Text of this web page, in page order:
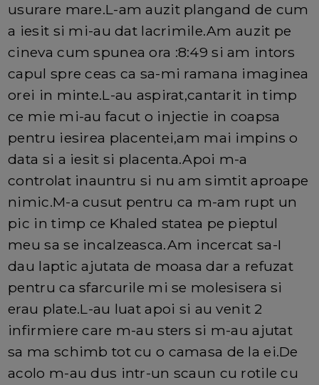
usurare mare.L-am auzit plangand de cum
a iesit si mi-au dat lacrimile.Am auzit pe
cineva cum spunea ora :8:49 si am intors
capul spre ceas ca sa-mi ramana imaginea
orei in minte.L-au aspirat,cantarit in timp
ce mie mi-au facut o injectie in coapsa
pentru iesirea placentei,am mai impins o
data si a iesit si placenta.Apoi m-a
controlat inauntru si nu am simtit aproape
nimic.M-a cusut pentru ca m-am rupt un
pic in timp ce Khaled statea pe pieptul
meu sa se incalzeasca.Am incercat sa-I
dau laptic ajutata de moasa dar a refuzat
pentru ca sfarcurile mi se molesisera si
erau plate.L-au luat apoi si au venit 2
infirmiere care m-au sters si m-au ajutat
sa ma schimb tot cu o camasa de la ei.De
acolo m-au dus intr-un scaun cu rotile cu